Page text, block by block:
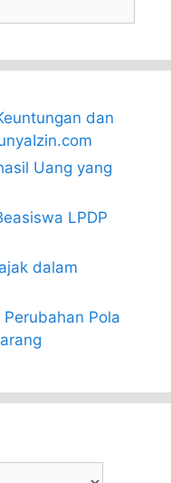
dan
Uang yang
LPDP
dalam
Pola